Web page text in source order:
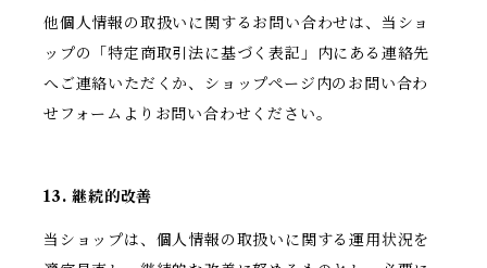
他個人情報の取扱いに関するお問い合わせは、当ショ
ップの「特定商取引法に基づく表記」内にある連絡先
へご連絡いただくか、ショップページ内のお問い合わ
せフォームよりお問い合わせください。
13. 継続的改善
当ショップは、個人情報の取扱いに関する運用状況を